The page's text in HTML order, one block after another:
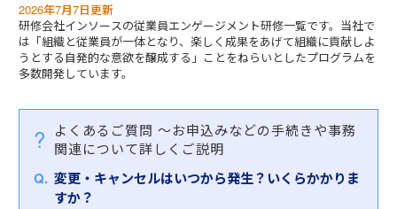
2026年7月7日更新
研修会社インソースの従業員エンゲージメント研修一覧です。当社で
は「組織と従業員が一体となり、楽しく成果をあげて組織に貢献しよ
うとする自発的な意欲を醸成する」ことをねらいとしたプログラムを
多数開発しています。
よくあるご質問 ～お申込みなどの手続きや事務
関連について詳しくご説明
変更・キャンセルはいつから発生？いくらかかりま
すか？